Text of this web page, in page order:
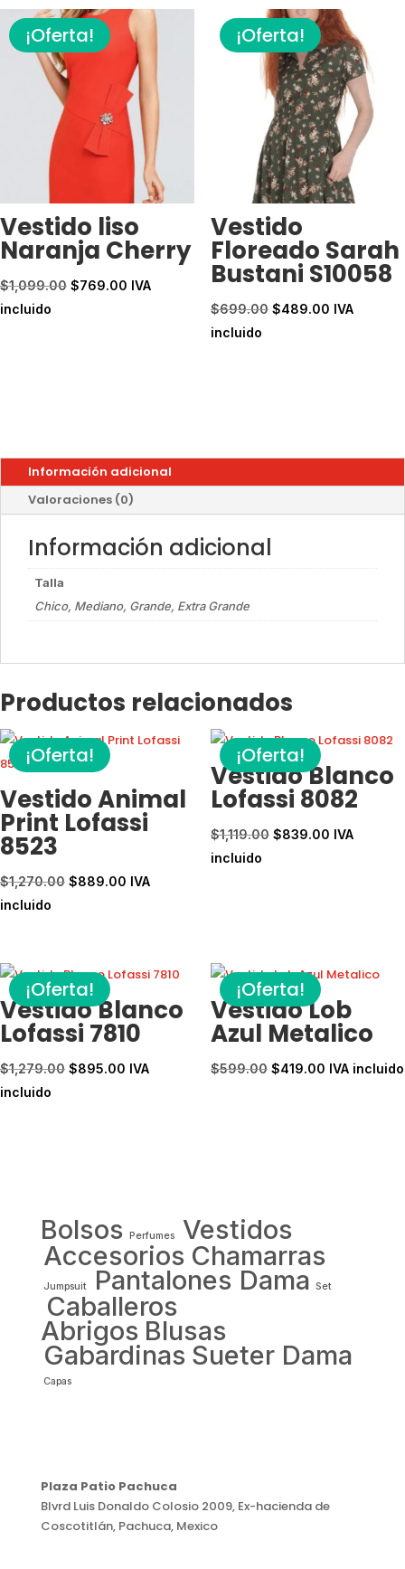
¡Oferta!
Vestido liso
Naranja Cherry
$1,099.00 El
$769.00 El
IVA
incluido
¡Oferta!
Vestido
Floreado Sarah
Bustani S10058
$699.00 El
$489.00ElIVA
incluido
Información adicional
Valoraciones (0)
Información adicional
Talla
Chico, Mediano, Grande, Extra Grande
Productos relacionados
¡Oferta!
Vestido Animal
Print Lofassi
8523
$1,270.00 El
$1,270.00.
$889.00 El
$889.00.
IVA
incluido
¡Oferta!
Vestido Blanco
Lofassi 8082
$1,119.00 El
$839.00ElIVA
incluido
¡Oferta!
Vestido Blanco
Lofassi 7810
$1,279.00 El
$895.00 El
IVA
incluido
¡Oferta!
Vestido Lob
Azul Metalico
$599.00 El
$419.00ElIVA incluido
Bolsos Perfumes
Vestidos
Accesorios Chamarras
Jumpsuit Pantalones Dama Set
Caballeros
Abrigos Blusas
Gabardinas Sueter Dama
Capas
Plaza Patio Pachuca
Blvrd Luis Donaldo Colosio 2009, Ex-hacienda de
Coscotitlán, Pachuca, Mexico